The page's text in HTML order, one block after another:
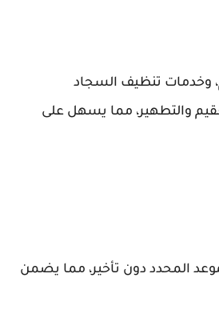
وخدمات تنظيف السجاد
والتطهير، مما يسهل على
المحدد دون تأخير، مما يضمن